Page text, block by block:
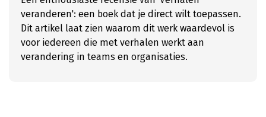
veranderen': een boek dat je direct wilt toepassen.
Dit artikel laat zien waarom dit werk waardevol is
voor iedereen die met verhalen werkt aan
verandering in teams en organisaties.